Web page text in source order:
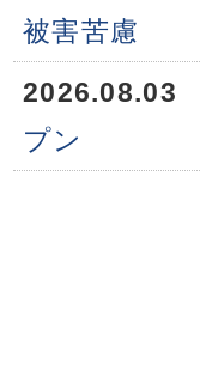
被害苦慮
2026.08.03
プン